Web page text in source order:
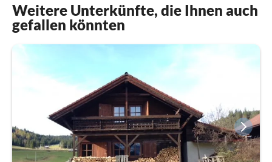
Weitere Unterkünfte, die Ihnen auch
gefallen könnten